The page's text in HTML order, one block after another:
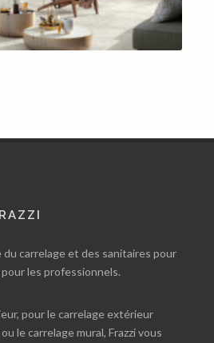
du carrelage et des sanitaires pour
les professionnels.
pour le carrelage extérieur
le carrelage mural, Frazzi vous